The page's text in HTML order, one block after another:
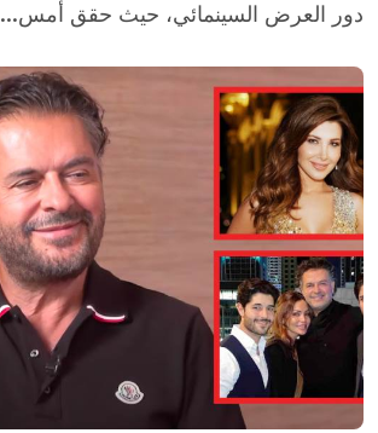
دور العرض السينمائي، حيث حقق أمس...